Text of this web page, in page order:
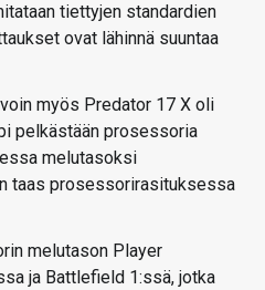
tiettyjen standardien
ovat lähinnä suuntaa
myös Predator 17 X oli
pelkästään prosessoria
melutasoksi
taas prosessorirasituksessa
melutason Player
ja Battlefield 1:ssä, jotka